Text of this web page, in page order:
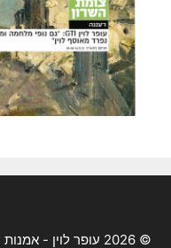
© 2026 עופר לוין - אמנות סינית